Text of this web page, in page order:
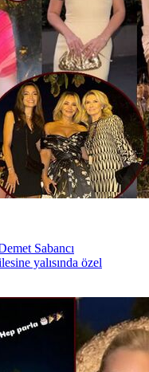
Sabancı
yalısında özel